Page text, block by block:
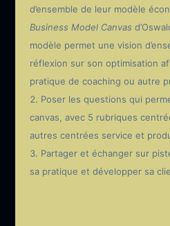
d’ensemble de leur modèle
Business Model Canvas
modèle permet une vision
réflexion sur son optimisation
pratique de coaching ou autre
Poser les questions qui
canvas, avec 5 rubriques
autres centrées service et
Partager et échanger sur
sa pratique et développer sa